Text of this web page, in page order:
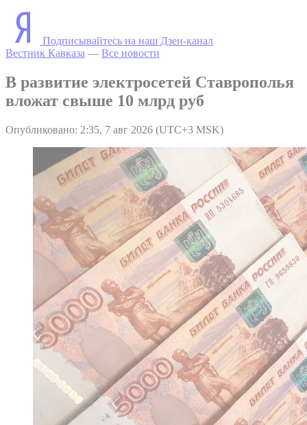
Подписывайтесь на наш Дзен-канал
Вестник Кавказа — Все новости
В развитие электросетей Ставрополья
вложат свыше 10 млрд руб
Опубликовано: 2:35, 7 авг 2026 (UTC+3 MSK)